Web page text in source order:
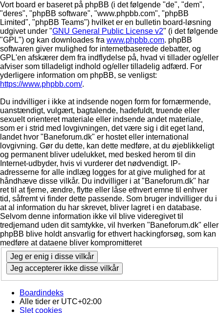
Vort board er baseret på phpBB (i det følgende "de", "dem",
"deres", "phpBB software", "www.phpbb.com", "phpBB
Limited", "phpBB Teams") hvilket er en bulletin board-løsning
udgivet under "GNU General Public License v2" (i det følgende
"GPL") og kan downloades fra www.phpbb.com. phpBB
softwaren giver mulighed for internetbaserede debatter, og
GPL'en afskærer dem fra indflydelse på, hvad vi tillader og/eller
afviser som tilladeligt indhold og/eller tilladelig adfærd. For
yderligere information om phpBB, se venligst:
https://www.phpbb.com/.
Du indvilliger i ikke at indsende nogen form for fornærmende,
uanstændigt, vulgært, bagtalende, hadefuldt, truende eller
sexuelt orienteret materiale eller indsende andet materiale,
som er i strid med lovgivningen, det være sig i dit eget land,
landet hvor "Baneforum.dk" er hostet eller international
lovgivning. Gør du dette, kan dette medføre, at du øjeblikkeligt
og permanent bliver udelukket, med besked herom til din
Internet-udbyder, hvis vi vurderer det nødvendigt. IP-
adresserne for alle indlæg logges for at give mulighed for at
håndhæve disse vilkår. Du indvilliger i at "Baneforum.dk" har
ret til at fjerne, ændre, flytte eller låse ethvert emne til enhver
tid, såfremt vi finder dette passende. Som bruger indvilliger du i
at al information du har skrevet, bliver lagret i en database.
Selvom denne information ikke vil blive videregivet til
tredjemand uden dit samtykke, vil hverken "Baneforum.dk" eller
phpBB blive holdt ansvarlig for ethvert hackingforsøg, som kan
medføre at dataene bliver kompromitteret
Boardindeks
Alle tider er UTC+02:00
Slet cookies